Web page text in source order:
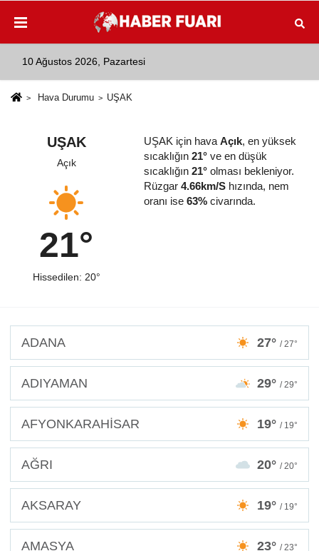
10 Ağustos 2026, Pazartesi
Hava Durumu UŞAK
UŞAK
Açık
21°
Hissedilen: 20°
UŞAK için hava Açık, en yüksek
sıcaklığın 21°ve en düşük
sıcaklığın 21°olması bekleniyor.
Rüzgar 4.66km/Shızında, nem
oranı ise 63%civarında.
ADANA 27° / 27°
ADIYAMAN 29° / 29°
AFYONKARAHİSAR 19° / 19°
AĞRI 20° / 20°
AKSARAY 19° / 19°
AMASYA 23° / 23°